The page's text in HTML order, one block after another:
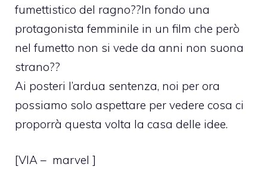
fumettistico del ragno??In fondo una
protagonista femminile in un film che però
nel fumetto non si vede da anni non suona
strano??
Ai posteri l’ardua sentenza, noi per ora
possiamo solo aspettare per vedere cosa ci
proporrà questa volta la casa delle idee.
[VIA – marvel ]